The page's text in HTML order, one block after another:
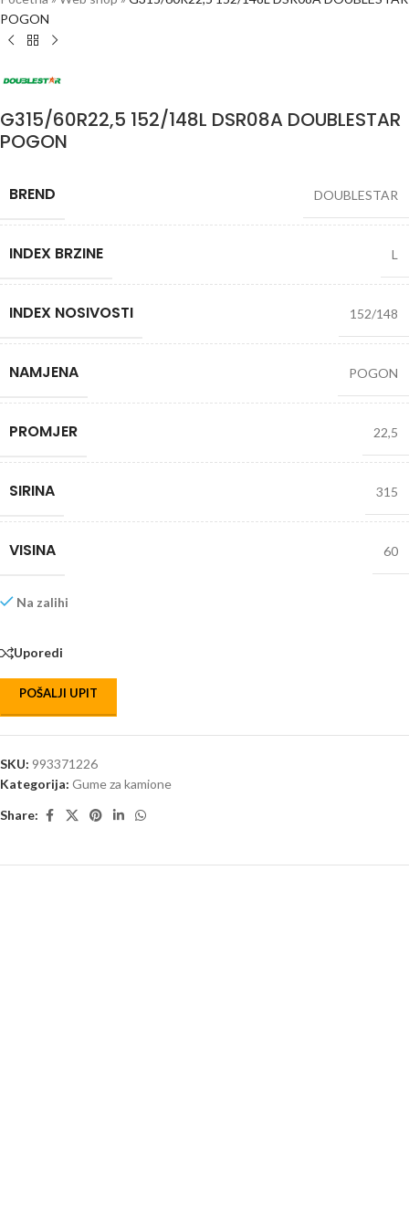
POGON
G315/60R22,5 152/148L DSR08A DOUBLESTAR
POGON
BREND DOUBLESTAR
INDEX BRZINE L
INDEX NOSIVOSTI 152/148
NAMJENA POGON
PROMJER 22,5
SIRINA 315
VISINA 60
Na zalihi
Uporedi
POŠALJI UPIT
SKU: 993371226
Kategorija: Gume za kamione
Share: